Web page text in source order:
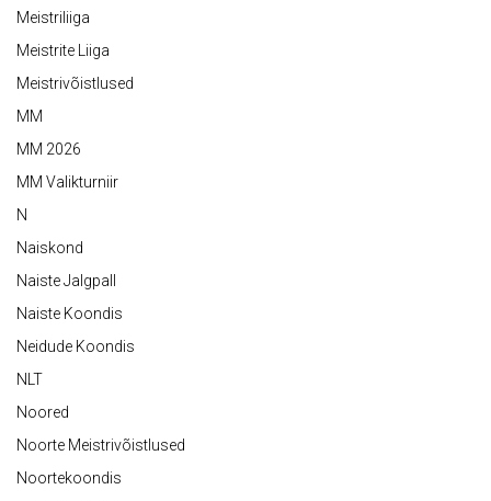
Meistriliiga
Meistrite Liiga
Meistrivõistlused
MM
MM 2026
MM Valikturniir
N
Naiskond
Naiste Jalgpall
Naiste Koondis
Neidude Koondis
NLT
Noored
Noorte Meistrivõistlused
Noortekoondis